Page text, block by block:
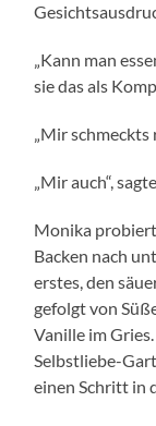
„Kann man
sie das als
„Mir schmeckts
„Mir auch“,
Monika
Backen nach
erstes, den
gefolgt von
Vanille im
Selbstliebe-
einen Schritt in